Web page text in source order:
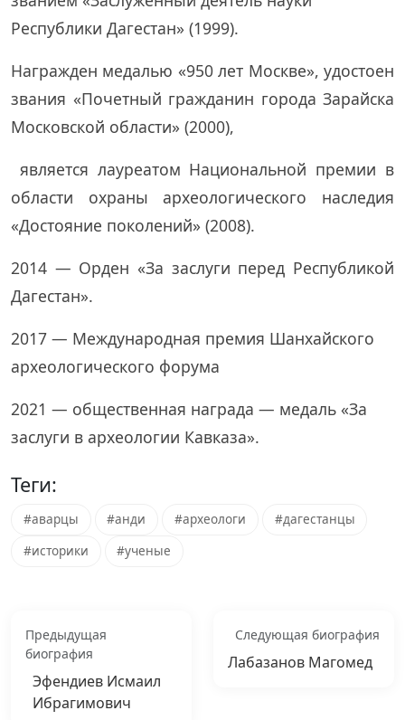
Республики Дагестан» (1999).
Награжден медалью «950 лет Москве», удостоен
звания «Почетный гражданин города Зарайска
Московской области» (2000),
является лауреатом Национальной премии в
области охраны археологического наследия
«Достояние поколений» (2008).
2014 — Орден «За заслуги перед Республикой
Дагестан».
2017 — Международная премия Шанхайского
археологического форума
2021 — общественная награда — медаль «За
заслуги в археологии Кавказа».
Теги:
#аварцы #анди #археологи
#дагестанцы
#историки
#ученые
Предыдущая
биография
Эфендиев Исмаил
Ибрагимович
Следующая биография
Лабазанов Магомед